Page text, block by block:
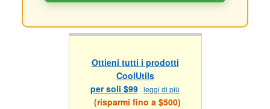
Ottieni tutti i prodotti
CoolUtils
per soli $99 leggi di più
(risparmi fino a $500)